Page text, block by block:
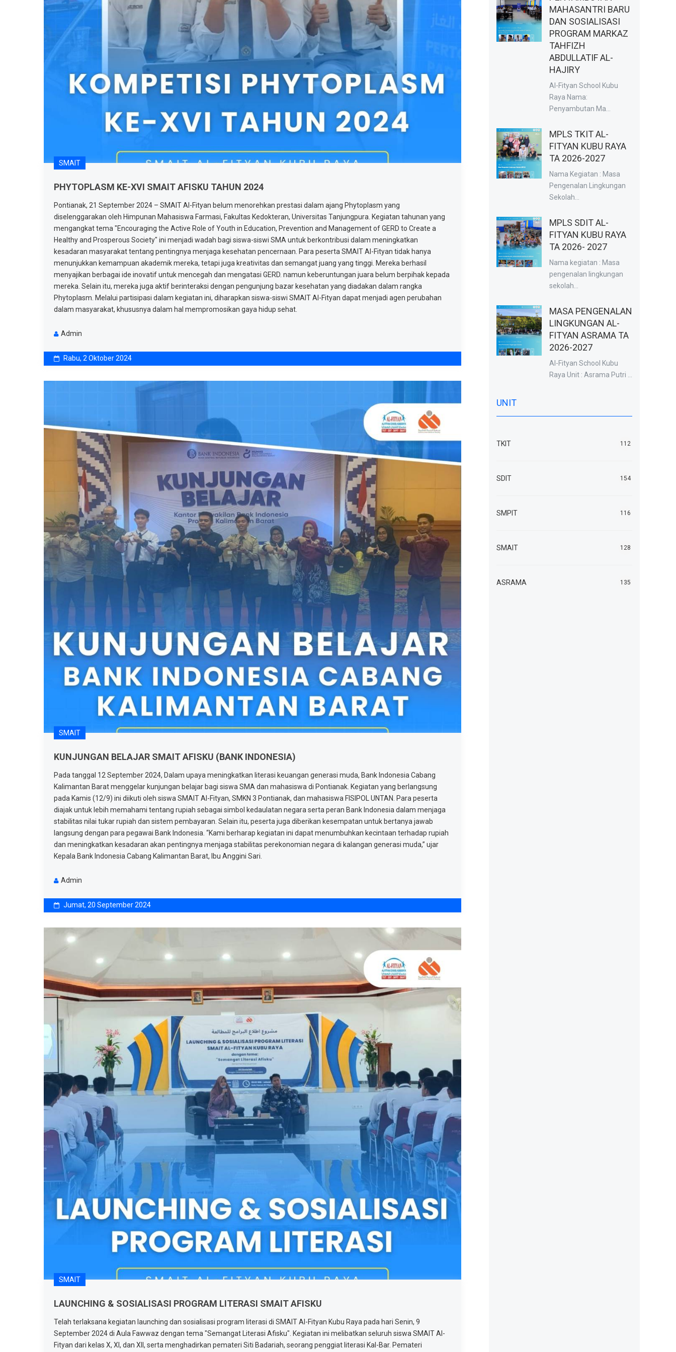
SMAIT
PHYTOPLASM KE-XVI SMAIT AFISKU TAHUN 2024
Pontianak, 21 September 2024 – SMAIT Al-Fityan belum menorehkan prestasi dalam ajang Phytoplasm yang
diselenggarakan oleh Himpunan Mahasiswa Farmasi, Fakultas Kedokteran, Universitas Tanjungpura. Kegiatan tahunan yang
mengangkat tema "Encouraging the Active Role of Youth in Education, Prevention and Management of GERD to Create a
Healthy and Prosperous Society" ini menjadi wadah bagi siswa-siswi SMA untuk berkontribusi dalam meningkatkan
kesadaran masyarakat tentang pentingnya menjaga kesehatan pencernaan. Para peserta SMAIT Al-Fityan tidak hanya
menunjukkan kemampuan akademik mereka, tetapi juga kreativitas dan semangat juang yang tinggi. Mereka berhasil
menyajikan berbagai ide inovatif untuk mencegah dan mengatasi GERD. namun keberuntungan juara belum berpihak kepada
mereka. Selain itu, mereka juga aktif berinteraksi dengan pengunjung bazar kesehatan yang diadakan dalam rangka
Phytoplasm. Melalui partisipasi dalam kegiatan ini, diharapkan siswa-siswi SMAIT Al-Fityan dapat menjadi agen perubahan
dalam masyarakat, khususnya dalam hal mempromosikan gaya hidup sehat.
Admin
Rabu, 2 Oktober 2024
SMAIT
KUNJUNGAN BELAJAR SMAIT AFISKU (BANK INDONESIA)
Pada tanggal 12 September 2024, Dalam upaya meningkatkan literasi keuangan generasi muda, Bank Indonesia Cabang
Kalimantan Barat menggelar kunjungan belajar bagi siswa SMA dan mahasiswa di Pontianak. Kegiatan yang berlangsung
pada Kamis (12/9) ini diikuti oleh siswa SMAIT Al-Fityan, SMKN 3 Pontianak, dan mahasiswa FISIPOL UNTAN. Para peserta
diajak untuk lebih memahami tentang rupiah sebagai simbol kedaulatan negara serta peran Bank Indonesia dalam menjaga
stabilitas nilai tukar rupiah dan sistem pembayaran. Selain itu, peserta juga diberikan kesempatan untuk bertanya jawab
langsung dengan para pegawai Bank Indonesia. “Kami berharap kegiatan ini dapat menumbuhkan kecintaan terhadap rupiah
dan meningkatkan kesadaran akan pentingnya menjaga stabilitas perekonomian negara di kalangan generasi muda,” ujar
Kepala Bank Indonesia Cabang Kalimantan Barat, Ibu Anggini Sari.
Admin
Jumat, 20 September 2024
SMAIT
LAUNCHING & SOSIALISASI PROGRAM LITERASI SMAIT AFISKU
Telah terlaksana kegiatan launching dan sosialisasi program literasi di SMAIT Al-Fityan Kubu Raya pada hari Senin, 9
September 2024 di Aula Fawwaz dengan tema "Semangat Literasi Afisku". Kegiatan ini melibatkan seluruh siswa SMAIT Al-
Fityan dari kelas X, XI, dan XII, serta menghadirkan pemateri Siti Badariah, seorang penggiat literasi Kal-Bar. Pemateri
MAHASANTRI BARU
DAN SOSIALISASI
PROGRAM MARKAZ
TAHFIZH
ABDULLATIF AL-
HAJIRY
Al-Fityan School Kubu
Raya Nama:
Penyambutan Ma...
MPLS TKIT AL-
FITYAN KUBU RAYA
TA 2026-2027
Nama Kegiatan : Masa
Pengenalan Lingkungan
Sekolah...
MPLS SDIT AL-
FITYAN KUBU RAYA
TA 2026- 2027
Nama kegiatan : Masa
pengenalan lingkungan
sekolah...
MASA PENGENALAN
LINGKUNGAN AL-
FITYAN ASRAMA TA
2026-2027
Al-Fityan School Kubu
Raya Unit : Asrama Putri ...
UNIT
TKIT 112
SDIT 154
SMPIT 116
SMAIT 128
ASRAMA 135